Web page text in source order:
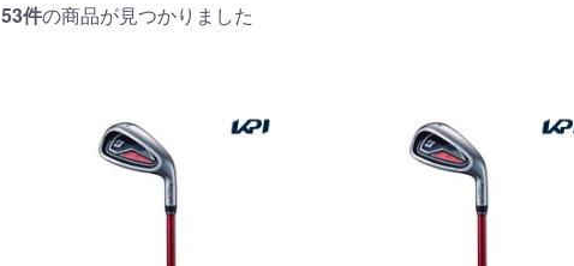
53件の商品が見つかりました